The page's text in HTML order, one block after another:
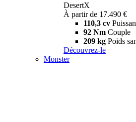
DesertX
À partir de 17.490 €
110,3 cv
92 Nm Couple
209 kg Poids
Découvrez-le
Monster